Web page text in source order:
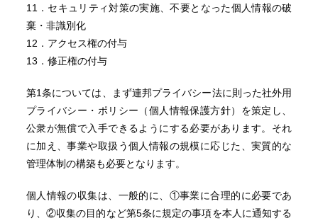
11．セキュリティ対策の実施、不要となった個人情報の破
棄・非識別化
12．アクセス権の付与
13．修正権の付与
第1条については、まず連邦プライバシー法に則った社外用
プライバシー・ポリシー（個人情報保護方針）を策定し、
公衆が無償で入手できるようにする必要があります。それ
に加え、事業や取扱う個人情報の規模に応じた、実質的な
管理体制の構築も必要となります。
個人情報の収集は、一般的に、①事業に合理的に必要であ
り、②収集の目的など第5条に規定の事項を本人に通知する